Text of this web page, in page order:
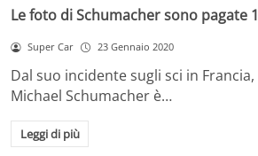
Le foto di Schumacher sono pagate
Super Car 23 Gennaio 2020
Dal suo incidente sugli sci in
Michael Schumacher è…
Leggi di più